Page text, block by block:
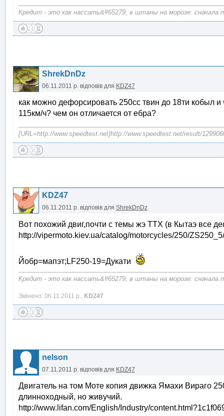
Кредит - это как нассать&#65279; в штаны на морозе: сначала
ShrekDnDz
06.11.2011 р. відповів для KDZ47
как можно дефорсировать 250сс твин до 18ти кобыл и
115км/ч? чем он отличается от ебра?
[URL=http://www.speedtest.net]http://www.speedtest.net/result/
KDZ47
06.11.2011 р. відповів для ShrekDnDz
Вот похожий двиг,почти с темы жэ ТТХ (в Кытаэ все
http://vipermoto.kiev.ua/catalog/motorcycles/250/ZS250_5/
Йобр=мапэт;LF250-19=Дукати
Кредит - это как нассать&#65279; в штаны на морозе: сначала
Змінено: 06.11.2011 р., KDZ47
nelson
07.11.2011 р. відповів для KDZ47
Двигатель на том Моте копия движка Ямахи Вираго
длинноходный, но живучий.
http://www.lifan.com/English/Industry/